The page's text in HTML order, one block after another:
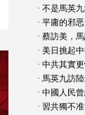
· 不是馬英
· 平庸的邪
· 蔡訪美，
· 美日挑起
· 中共其實
· 馬英九訪
· 中國人民
· 習共獨不